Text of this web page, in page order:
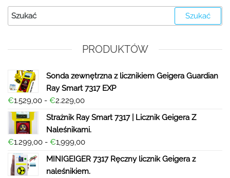
PRODUKTÓW
Sonda zewnętrzna z licznikiem Geigera Guardian
Ray Smart 7317 EXP
€1.529,00 - €2.229,00
Strażnik Ray Smart 7317 | Licznik Geigera Z
Naleśnikami.
€1.299,00 - €1,999,00
MINIGEIGER 7317 Ręczny licznik Geigera z
naleśnikiem.